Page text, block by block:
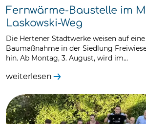
Fernwärme-Baustelle im
Laskowski-Weg
Die Hertener Stadtwerke weisen auf
Baumaßnahme in der Siedlung
hin. Ab Montag, 3. August, wird im…
weiterlesen